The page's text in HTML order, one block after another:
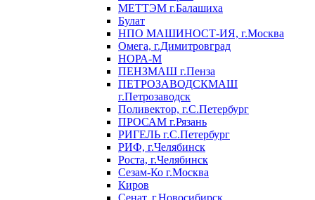
МЕТТЭМ г.Балашиха
Булат
НПО МАШИНОСТ-ИЯ, г.Москва
Омега, г.Димитровград
НОРА-М
ПЕНЗМАШ г.Пенза
ПЕТРОЗАВОДСКМАШ
г.Петрозаводск
Поливектор, г.С.Петербург
ПРОСАМ г.Рязань
РИГЕЛЬ г.С.Петербург
РИФ, г.Челябинск
Роста, г.Челябинск
Сезам-Ко г.Москва
Киров
Сенат, г.Новосибирск